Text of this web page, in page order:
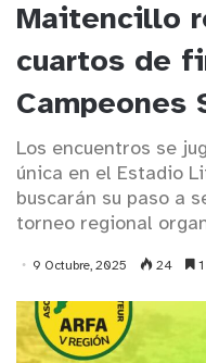
Maitencillo
cuartos de
Campeones
Los encuentros se
única en el Estadio
buscarán su paso a
torneo regional
9 Octubre, 2025 24